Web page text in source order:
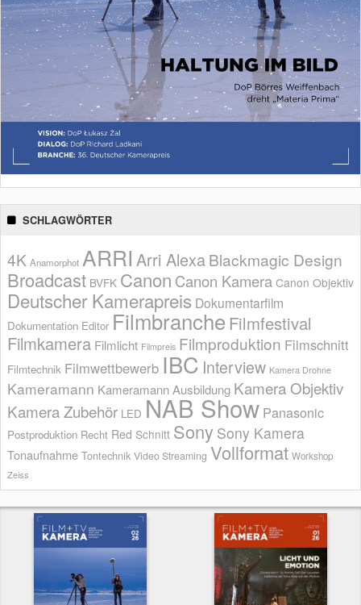
SCHLAGWÖRTER
4K Anamorphot ARRI Arri AlexaBlackmagic Design
Broadcast BVFK Canon Canon Kamera Canon Objektiv
Deutscher Kamerapreis Dokumentarfilm
Dokumentation Editor Filmbranche Filmfestival
Filmkamera Filmlicht Filmpreis Filmproduktion Filmschnitt
Filmtechnik Filmwettbewerb IBC Interview Kamera Drohne
Kameramann Kameramann Ausbildung Kamera Objektiv
Kamera Zubehör LED NAB Show Panasonic
Postproduktion Recht Red Schnitt Sony Sony Kamera
Tonaufnahme Tontechnik Video Streaming Vollformat Workshop
Zeiss